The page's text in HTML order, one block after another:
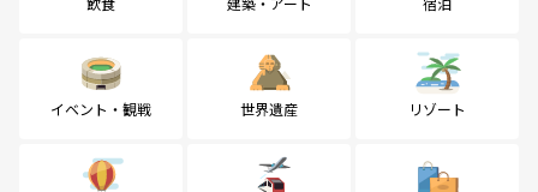
イベント・観戦 世界遺産 リゾート